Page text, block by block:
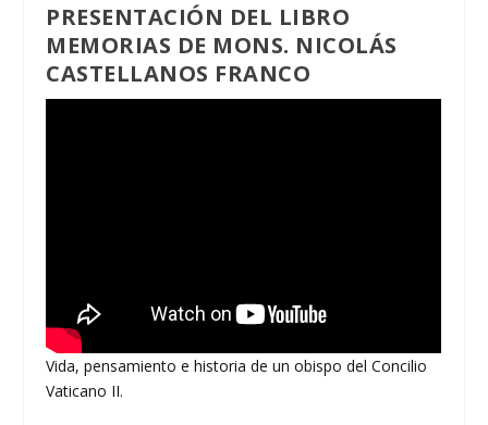
PRESENTACIÓN DEL LIBRO
MEMORIAS DE MONS. NICOLÁS
CASTELLANOS FRANCO
Vida, pensamiento e historia de un obispo del Concilio
Vaticano II.